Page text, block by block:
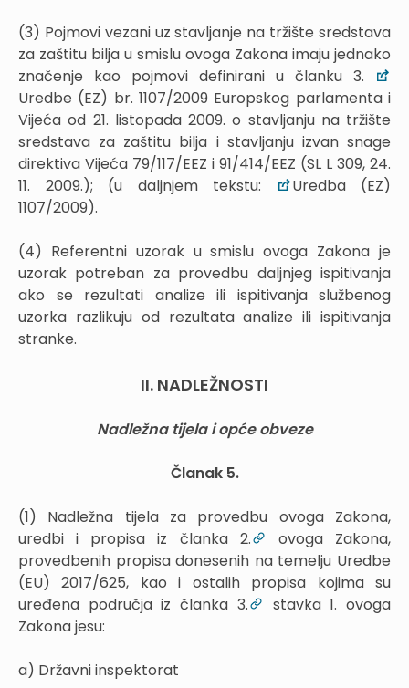
(3) Pojmovi vezani uz stavljanje na tržište sredstava
za zaštitu bilja u smislu ovoga Zakona imaju jednako
značenje kao pojmovi definirani u članku 3.
Uredbe (EZ) br. 1107/2009 Europskog parlamenta i
Vijeća od 21. listopada 2009. o stavljanju na tržište
sredstava za zaštitu bilja i stavljanju izvan snage
direktiva Vijeća 79/117/EEZ i 91/414/EEZ (SL L 309, 24.
11. 2009.); (u daljnjem tekstu:
Uredba (EZ)
1107/2009).
(4) Referentni uzorak u smislu ovoga Zakona je
uzorak potreban za provedbu daljnjeg ispitivanja
ako se rezultati analize ili ispitivanja službenog
uzorka razlikuju od rezultata analize ili ispitivanja
stranke.
II. NADLEŽNOSTI
Nadležna tijela i opće obveze
Članak 5.
(1) Nadležna tijela za provedbu ovoga Zakona,
uredbi i propisa iz članka 2.
ovoga Zakona,
provedbenih propisa donesenih na temelju Uredbe
(EU) 2017/625, kao i ostalih propisa kojima su
uređena područja iz članka 3.
stavka 1. ovoga
Zakona jesu:
a) Državni inspektorat